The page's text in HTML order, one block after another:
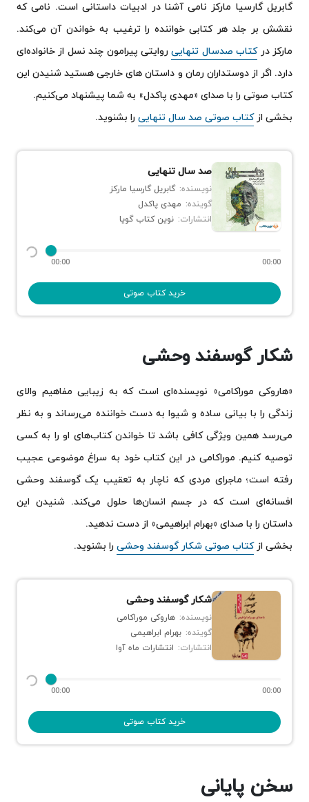
گابریل گارسیا مارکز نامی آشنا در ادبیات داستانی است. نامی که
نقشش بر جلد هر کتابی خواننده را ترغیب به خواندن آن می‌کند.
مارکز درکتاب صدسال تنهاییروایتی پیرامون چند نسل از خانواده‌ای
دارد. اگر از دوستداران رمان و داستان های خارجی هستید شنیدن این
کتاب صوتی را با صدای «مهدی پاکدل» به شما پیشنهاد می‌کنیم.
بخشی ازکتاب صوتی صد سال تنهایی را بشنوید.
صد سال تنهایی
نویسنده: گابریل گارسیا مارکز
گوینده: مهدی پاکدل
انتشارات: نوین کتاب گویا
00:00 00:00
خرید کتاب صوتی
شکار گوسفند وحشی
«هاروکی موراکامی» نویسنده‌ای است که به زیبایی مفاهیم والای
زندگی را با بیانی ساده و شیوا به دست خواننده می‌رساند و به نظر
می‌رسد همین ویژگی کافی باشد تا خواندن کتاب‌های او را به کسی
توصیه کنیم. موراکامی در این کتاب خود به سراغ موضوعی عجیب
رفته است؛ ماجرای مردی که ناچار به تعقیب یک گوسفند وحشی
افسانه‌ای است که در جسم انسان‌ها حلول می‌کند. شنیدن این
داستان را با صدای «بهرام ابراهیمی» از دست ندهید.
بخشی ازکتاب صوتی شکار گوسفند وحشی را بشنوید.
شکار گوسفند وحشی
نویسنده: هاروکی موراکامی
گوینده: بهرام ابراهیمی
انتشارات: انتشارات ماه آوا
00:00 00:00
خرید کتاب صوتی
سخن پایانی